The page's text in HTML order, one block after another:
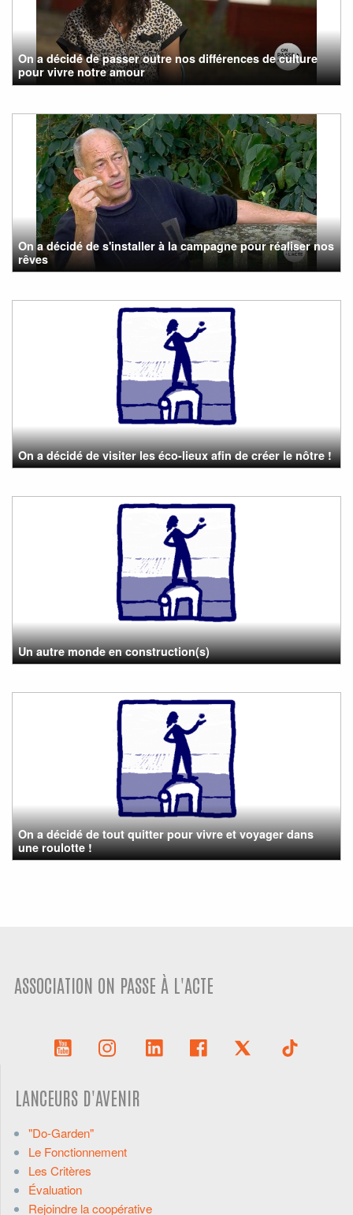
On a décidé de passer outre nos différences de culture
pour vivre notre amour
On a décidé de s'installer à la campagne pour réaliser nos
rêves
On a décidé de visiter les éco-lieux afin de créer le nôtre !
Un autre monde en construction(s)
On a décidé de tout quitter pour vivre et voyager dans
une roulotte !
ASSOCIATION ON PASSE À L'ACTE
LANCEURS D'AVENIR
"Do-Garden"
Le Fonctionnement
Les Critères
Évaluation
Rejoindre la coopérative